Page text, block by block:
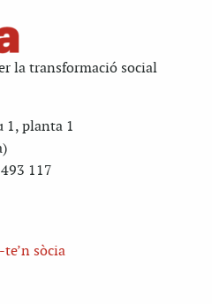
la transformació social
1, planta 1
117
sòcia